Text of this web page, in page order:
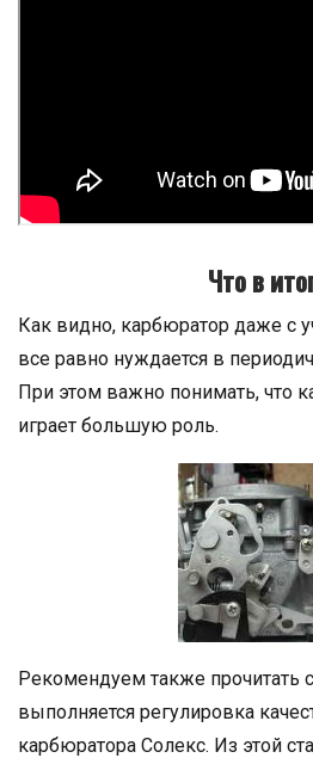
Что в
Как видно, карбюратор даже с
все равно нуждается в
При этом важно понимать, что
играет большую роль.
Рекомендуем также прочитать
выполняется регулировка
карбюратора Солекс. Из этой